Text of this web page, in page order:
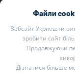
Файли
Вебсайт Укрпошти
зробити сайт
Продовжуючи
Дізнатися більше